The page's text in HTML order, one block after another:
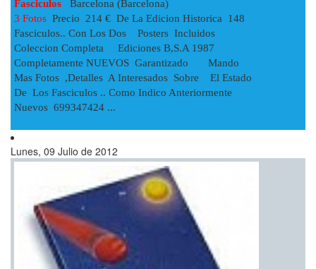
Fasciculos
Barcelona (Barcelona)
3 Fotos Precio 214 € De La Edicion Historica 148
Fasciculos.. Con Los Dos Posters Incluidos
Coleccion Completa Ediciones B,S.a 1987
Completamente NUEVOS Garantizado Mando
Mas Fotos ,detalles A Interesados Sobre El Estado
De Los Fasciculos .. Como Indico Anteriormente
Nuevos 699347424 ...
Lunes, 09 Julio de 2012